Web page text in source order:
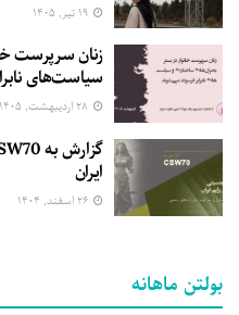
زنان سرپرست
سیاست‌های
ایران
بولتن ماهانه